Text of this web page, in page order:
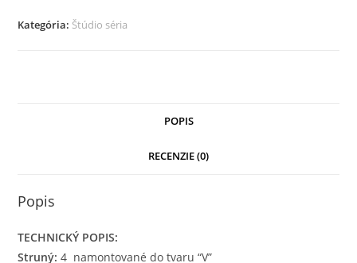
Kategória: Štúdio séria
POPIS
RECENZIE (0)
Popis
TECHNICKÝ POPIS:
Struný:4 namontované do tvaru “V”